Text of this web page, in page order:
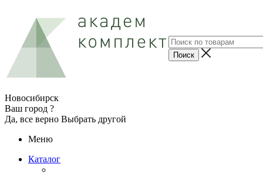
Новосибирск
Ваш город ?
Да, все верно Выбрать другой
Меню
Каталог